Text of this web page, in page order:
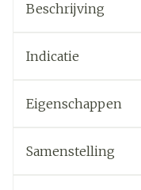
Beschrijving
Indicatie
Eigenschappen
Samenstelling